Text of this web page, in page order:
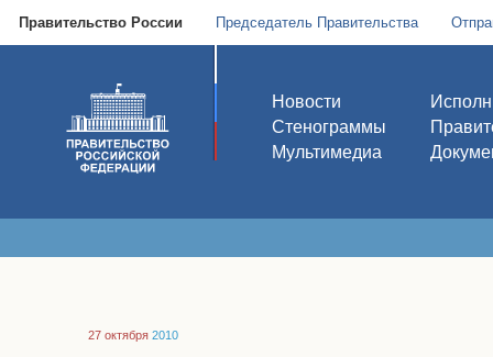
Правительство России Председатель Правительства
Новости
Стенограммы
Мультимедиа
27 октября 2010